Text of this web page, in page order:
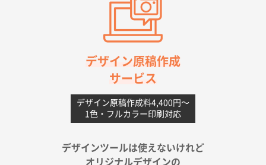
【ポリ】特別ご注文ページ1000枚
2026年06月08日 17:38
対応の速さ、丁寧さ、提案など
不織布フラットバッグ（A4縦サイズ）1000枚
2026年05月25日 15:10
が決め手です
デザイン原稿作成
サービス
デザイン原稿作成料4,400円〜
1色・フルカラー印刷対応
デザインツールは使えないけれど
オリジナルデザインの